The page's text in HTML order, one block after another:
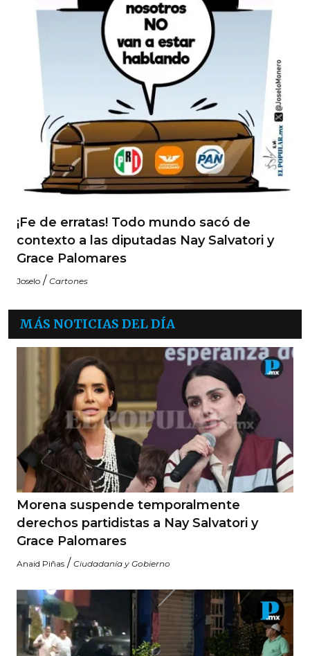
¡Fe de erratas! Todo mundo sacó de
contexto a las diputadas Nay Salvatori y
Grace Palomares
Joselo / Cartones
MÁS NOTICIAS DEL DÍA
Morena suspende temporalmente
derechos partidistas a Nay Salvatori y
Grace Palomares
Anaid Piñas / Ciudadanía y Gobierno